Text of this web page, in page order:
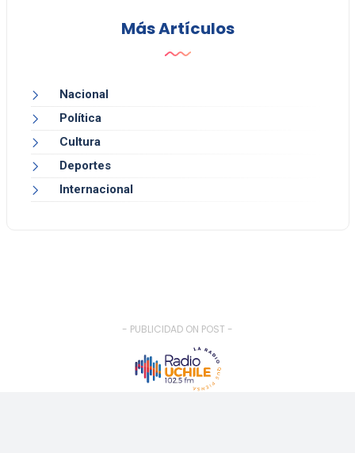
Más Artículos
Nacional
Política
Cultura
Deportes
Internacional
- PUBLICIDAD ON POST -